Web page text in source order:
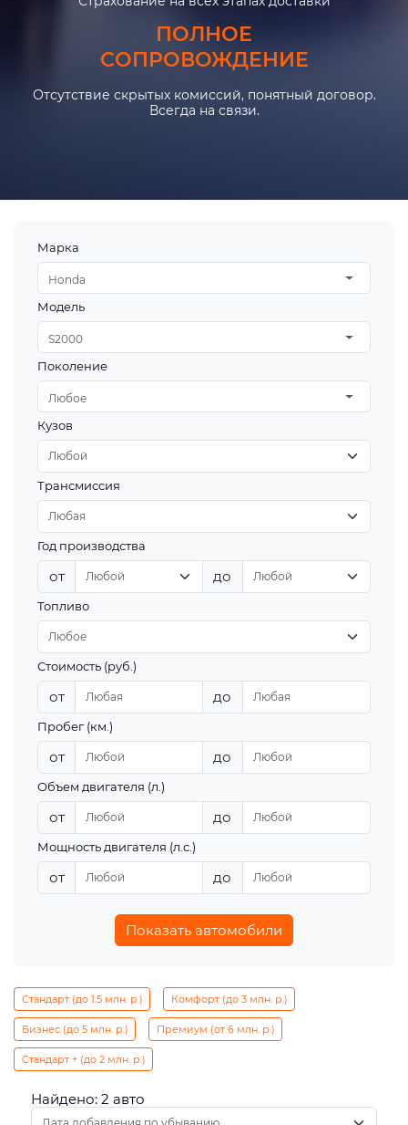
ПОЛНОЕ
СОПРОВОЖДЕНИЕ
Отсутствие скрытых комиссий, понятный договор.
Всегда на связи.
Марка
Honda
Модель
S2000
Поколение
Любое
Кузов
Трансмиссия
Год производства
от до
Топливо
Стоимость (руб.)
от до
Пробег (км.)
от до
Объем двигателя (л.)
от до
Мощность двигателя (л.с.)
от до
Показать автомобили
Стандарт (до 1.5 млн. р.) Комфорт (до 3 млн. р.)
Бизнес (до 5 млн. р.) Премиум (от 6 млн. р.)
Стандарт + (до 2 млн. р.)
Найдено: 2 авто